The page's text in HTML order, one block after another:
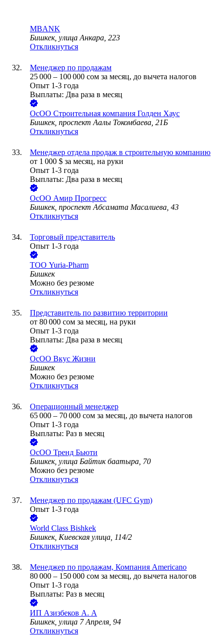
MBANK
Бишкек, улица Анкара, 223
Откликнуться
Менеджер по продажам
25 000 – 100 000 сом за месяц, до вычета налогов
Опыт 1-3 года
Выплаты: Два раза в месяц
ОсОО Строительная компания Голден Хаус
Бишкек, проспект Аалы Токомбаева, 21Б
Откликнуться
Менеджер отдела продаж в строительную компанию
от 1 000 $ за месяц, на руки
Опыт 1-3 года
Выплаты: Два раза в месяц
ОсОО Амир Прогресс
Бишкек, проспект Абсамата Масалиева, 43
Откликнуться
Торговый представитель
Опыт 1-3 года
ТОО Yuria-Pharm
Бишкек
Можно без резюме
Откликнуться
Представитель по развитию территории
от 80 000 сом за месяц, на руки
Опыт 1-3 года
Выплаты: Два раза в месяц
OcOO Вкус Жизни
Бишкек
Можно без резюме
Откликнуться
Операционный менеджер
65 000 – 70 000 сом за месяц, до вычета налогов
Опыт 1-3 года
Выплаты: Раз в месяц
ОсОО Тренд Бьюти
Бишкек, улица Байтик баатыра, 70
Можно без резюме
Откликнуться
Менеджер по продажам (UFC Gym)
Опыт 1-3 года
World Class Bishkek
Бишкек, Киевская улица, 114/2
Откликнуться
Менеджер по продажам, Компания Americano
80 000 – 150 000 сом за месяц, до вычета налогов
Опыт 1-3 года
Выплаты: Раз в месяц
ИП Азизбеков А. А
Бишкек, улица 7 Апреля, 94
Откликнуться